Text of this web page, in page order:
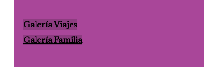
Galería Viajes
Galería Familia